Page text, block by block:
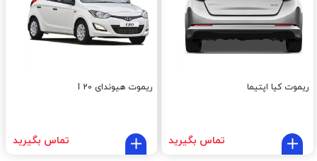
ریموت کیا اپتیما
تماس بگیرید
ریموت هیوندای I 20
تماس بگیرید